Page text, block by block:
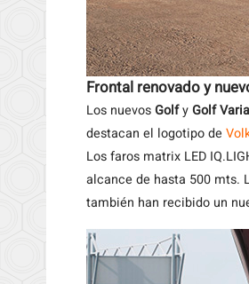
Frontal renovado y
Los nuevosGolfyGolf
destacan el logotipo de
Los faros matrix LED
alcance de hasta 500 mts.
también han recibido un